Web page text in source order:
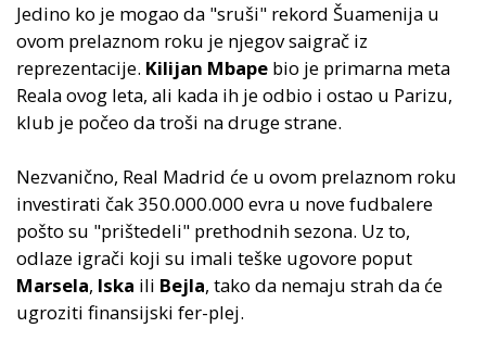
Jedino ko je mogao da "sruši" rekord Šuamenija u
ovom prelaznom roku je njegov saigrač iz
reprezentacije. Kilijan Mbape bio je primarna meta
Reala ovog leta, ali kada ih je odbio i ostao u Parizu,
klub je počeo da troši na druge strane.
Nezvanično, Real Madrid će u ovom prelaznom roku
investirati čak 350.000.000 evra u nove fudbalere
pošto su "prištedeli" prethodnih sezona. Uz to,
odlaze igrači koji su imali teške ugovore poput
Marsela, Iska ili Bejla, tako da nemaju strah da će
ugroziti finansijski fer-plej.